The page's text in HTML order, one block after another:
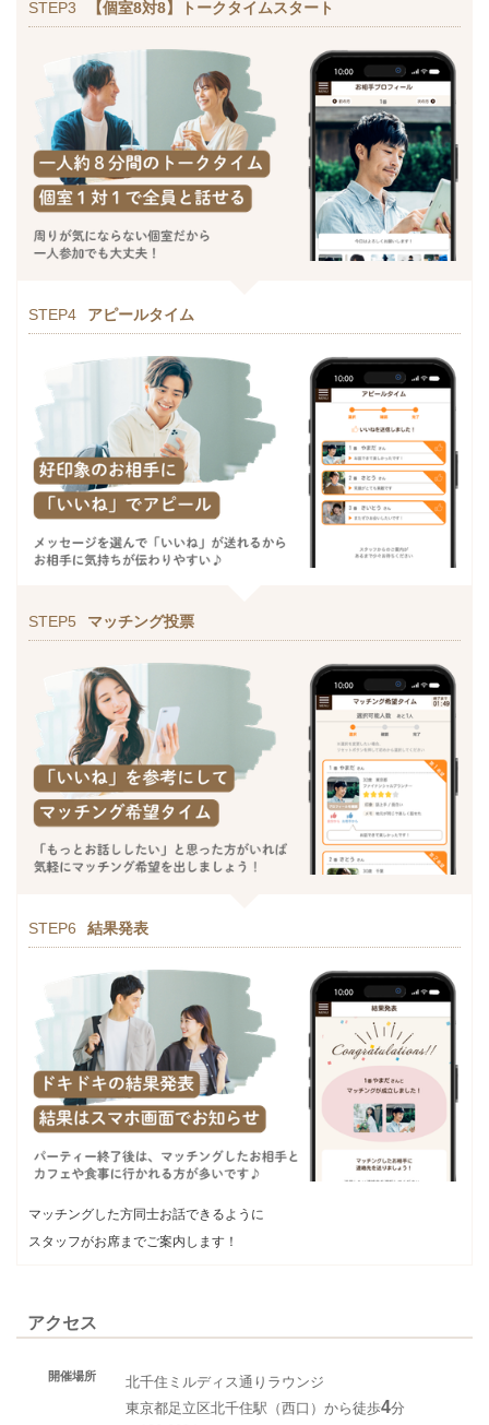
STEP3 【個室8対8】トークタイムスタート
STEP4 アピールタイム
STEP5 マッチング投票
STEP6 結果発表
マッチングした方同士お話できるように
スタッフがお席までご案内します！
アクセス
開催場所
北千住ミルディス通りラウンジ
東京都足立区北千住駅（西口）から徒歩4分